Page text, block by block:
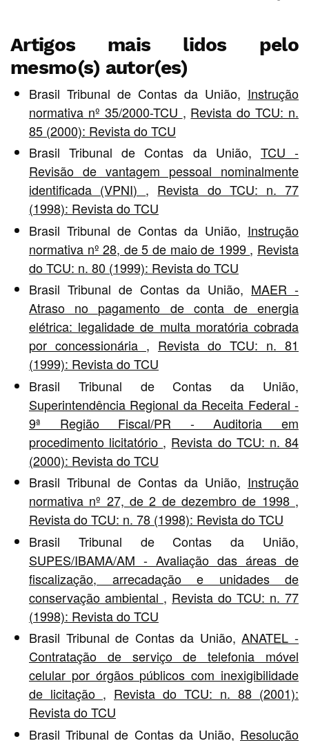
Artigos mais lidos pelo
mesmo(s) autor(es)
Brasil Tribunal de Contas da União, Instrução
normativa nº 35/2000-TCU , Revista do TCU: n.
85 (2000): Revista do TCU
Brasil Tribunal de Contas da União, TCU -
Revisão de vantagem pessoal nominalmente
identificada (VPNI) , Revista do TCU: n. 77
(1998): Revista do TCU
Brasil Tribunal de Contas da União, Instrução
normativa nº 28, de 5 de maio de 1999 , Revista
do TCU: n. 80 (1999): Revista do TCU
Brasil Tribunal de Contas da União, MAER -
Atraso no pagamento de conta de energia
elétrica: legalidade de multa moratória cobrada
por concessionária , Revista do TCU: n. 81
(1999): Revista do TCU
Brasil Tribunal de Contas da União,
Superintendência Regional da Receita Federal -
9ª Região Fiscal/PR - Auditoria em
procedimento licitatório , Revista do TCU: n. 84
(2000): Revista do TCU
Brasil Tribunal de Contas da União, Instrução
normativa nº 27, de 2 de dezembro de 1998 ,
Revista do TCU: n. 78 (1998): Revista do TCU
Brasil Tribunal de Contas da União,
SUPES/IBAMA/AM - Avaliação das áreas de
fiscalização, arrecadação e unidades de
conservação ambiental , Revista do TCU: n. 77
(1998): Revista do TCU
Brasil Tribunal de Contas da União,ANATEL -
Contratação de serviço de telefonia móvel
celular por órgãos públicos com inexigibilidade
de licitação , Revista do TCU: n. 88 (2001):
Revista do TCU
Brasil Tribunal de Contas da União, Resolução